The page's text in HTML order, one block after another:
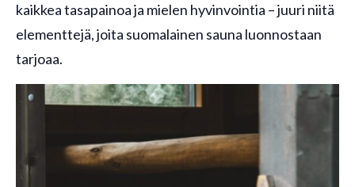
kaikkea tasapainoa ja mielen hyvinvointia – juuri niitä
elementtejä, joita suomalainen sauna luonnostaan
tarjoaa.